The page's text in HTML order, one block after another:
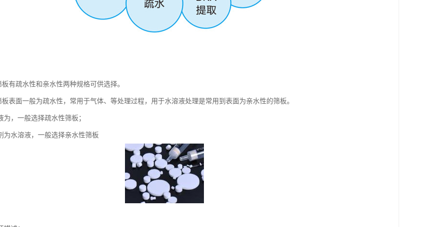
有疏水性和亲水性两种规格可供选择。
板表面一般为疏水性，常用于气体、等处理过程，用于水溶液处理是常用到表面为亲水性的筛板。
为，一般选择疏水性筛板；
为水溶液，一般选择亲水性筛板